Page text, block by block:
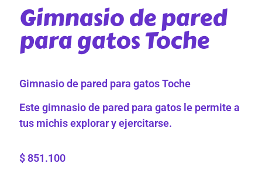
Gimnasio de pared
para gatos Toche
Gimnasio de pared para gatos Toche
Este gimnasio de pared para gatos le permite a
tus michis explorar y ejercitarse.
$ 851.100